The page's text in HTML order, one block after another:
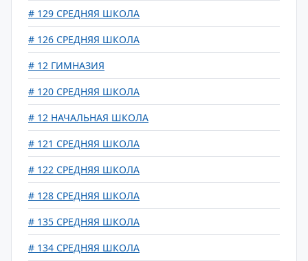
# 129 СРЕДНЯЯ ШКОЛА
# 126 СРЕДНЯЯ ШКОЛА
# 12 ГИМНАЗИЯ
# 120 СРЕДНЯЯ ШКОЛА
# 12 НАЧАЛЬНАЯ ШКОЛА
# 121 СРЕДНЯЯ ШКОЛА
# 122 СРЕДНЯЯ ШКОЛА
# 128 СРЕДНЯЯ ШКОЛА
# 135 СРЕДНЯЯ ШКОЛА
# 134 СРЕДНЯЯ ШКОЛА